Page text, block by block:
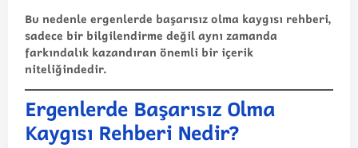
Bu nedenle ergenlerde başarısız olma kaygısı rehberi,
sadece bir bilgilendirme değil aynı zamanda
farkındalık kazandıran önemli bir içerik
niteliğindedir.
Ergenlerde Başarısız Olma
Kaygısı Rehberi Nedir?